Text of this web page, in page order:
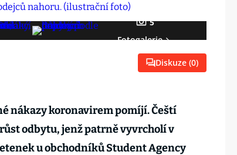
5
Fotogalerie
Diskuze (0)
nákazy koronavirem pomíjí. Čeští
odbytu, jenž patrně vyvrcholí v
u obchodníků Student Agency